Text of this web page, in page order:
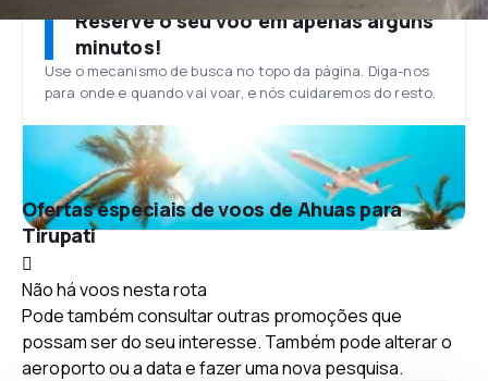
Reserve o seu voo em apenas alguns
minutos!
Use o mecanismo de busca no topo da página. Diga-nos
para onde e quando vai voar, e nós cuidaremos do resto.
Ofertas especiais de voos de Ahuas para
Tirupati
Não há voos nesta rota
Pode também consultar outras promoções que
possam ser do seu interesse. Também pode alterar o
aeroporto ou a data e fazer uma nova pesquisa.